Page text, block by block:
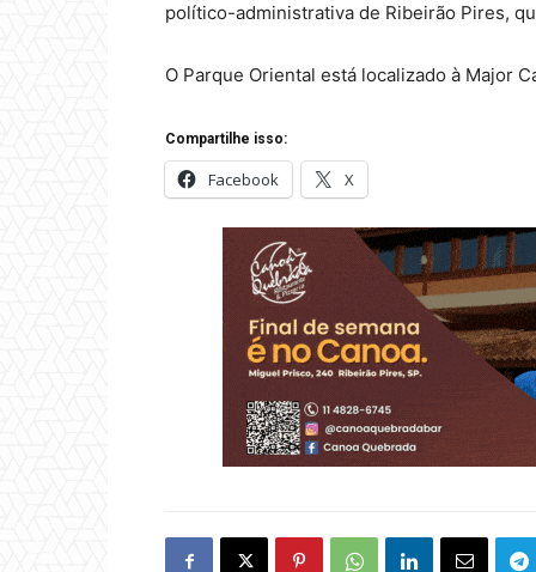
político-administrativa de Ribeirão Pires,
O Parque Oriental está localizado à Major
Compartilhe isso:
Facebook X